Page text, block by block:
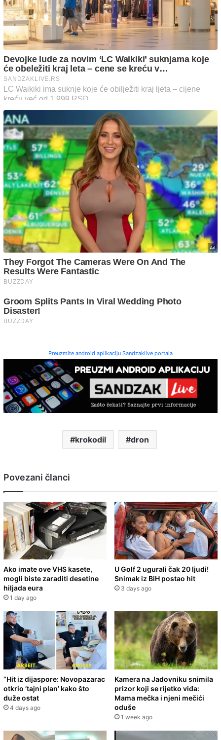
Preuzmite android aplikaciju Sandzaklive portala
krokodil dron
Povezani članci
Ako imate ove VHS kasete,
mogli biste zaraditi desetine
hiljada eura
1 day ago
U Golf 2 ugurali čak 20 ljudi!
Snimak iz BiH postao hit
3 days ago
“Hit iz dijaspore: Novopazarac
otkrio ‘tajni plan’ kako što
duže ostat
4 days ago
Kamera na Jadovniku snimila
prizor koji se rijetko viđa:
Mama mečka i njeni mečići
oduše
1 week ago